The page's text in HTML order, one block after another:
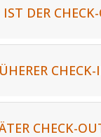
DER
CHECK-